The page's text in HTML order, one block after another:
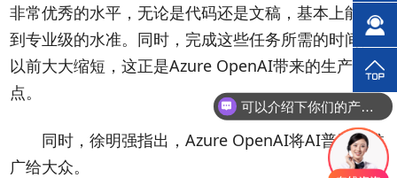
非常优秀的水平，无论是代码还是文稿，基本上能达
到专业级的水准。同时，完成这些任务所需的时间比
以前大大缩短，这正是Azure OpenAI带来的生产力特
点。
同时，徐明强指出，Azure OpenAI将AI普及并推
广给大众。
可以介绍下你们的产品么？